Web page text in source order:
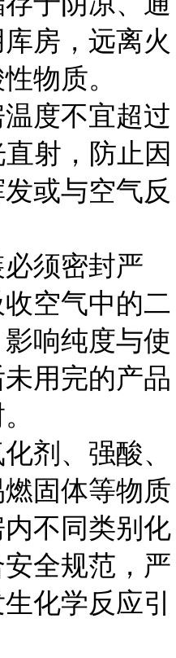
房，远离火
物质。
温度不宜超过
射，防止因
或与空气反
须密封严
空气中的二
响纯度与使
用完的产品
化剂、强酸、
固体等物质
不同类别化
全规范，严
化学反应引